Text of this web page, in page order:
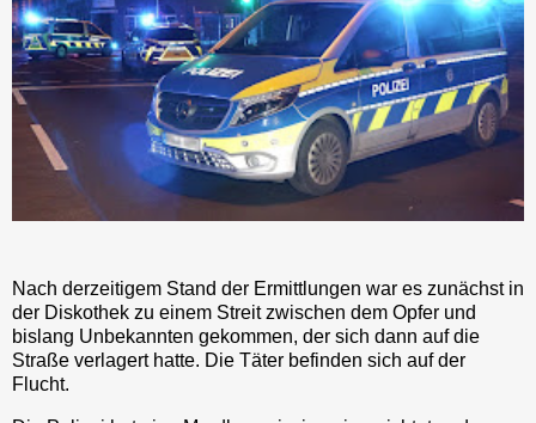
Nach derzeitigem Stand der Ermittlungen war es zunächst in
der Diskothek zu einem Streit zwischen dem Opfer und
bislang Unbekannten gekommen, der sich dann auf die
Straße verlagert hatte. Die Täter befinden sich auf der
Flucht.